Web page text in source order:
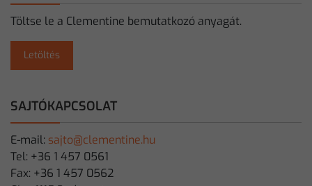
Töltse le a Clementine bemutatkozó anyagát.
Letöltés
SAJTÓKAPCSOLAT
E-mail: sajto@clementine.hu
Tel: +36 1 457 0561
Fax: +36 1 457 0562